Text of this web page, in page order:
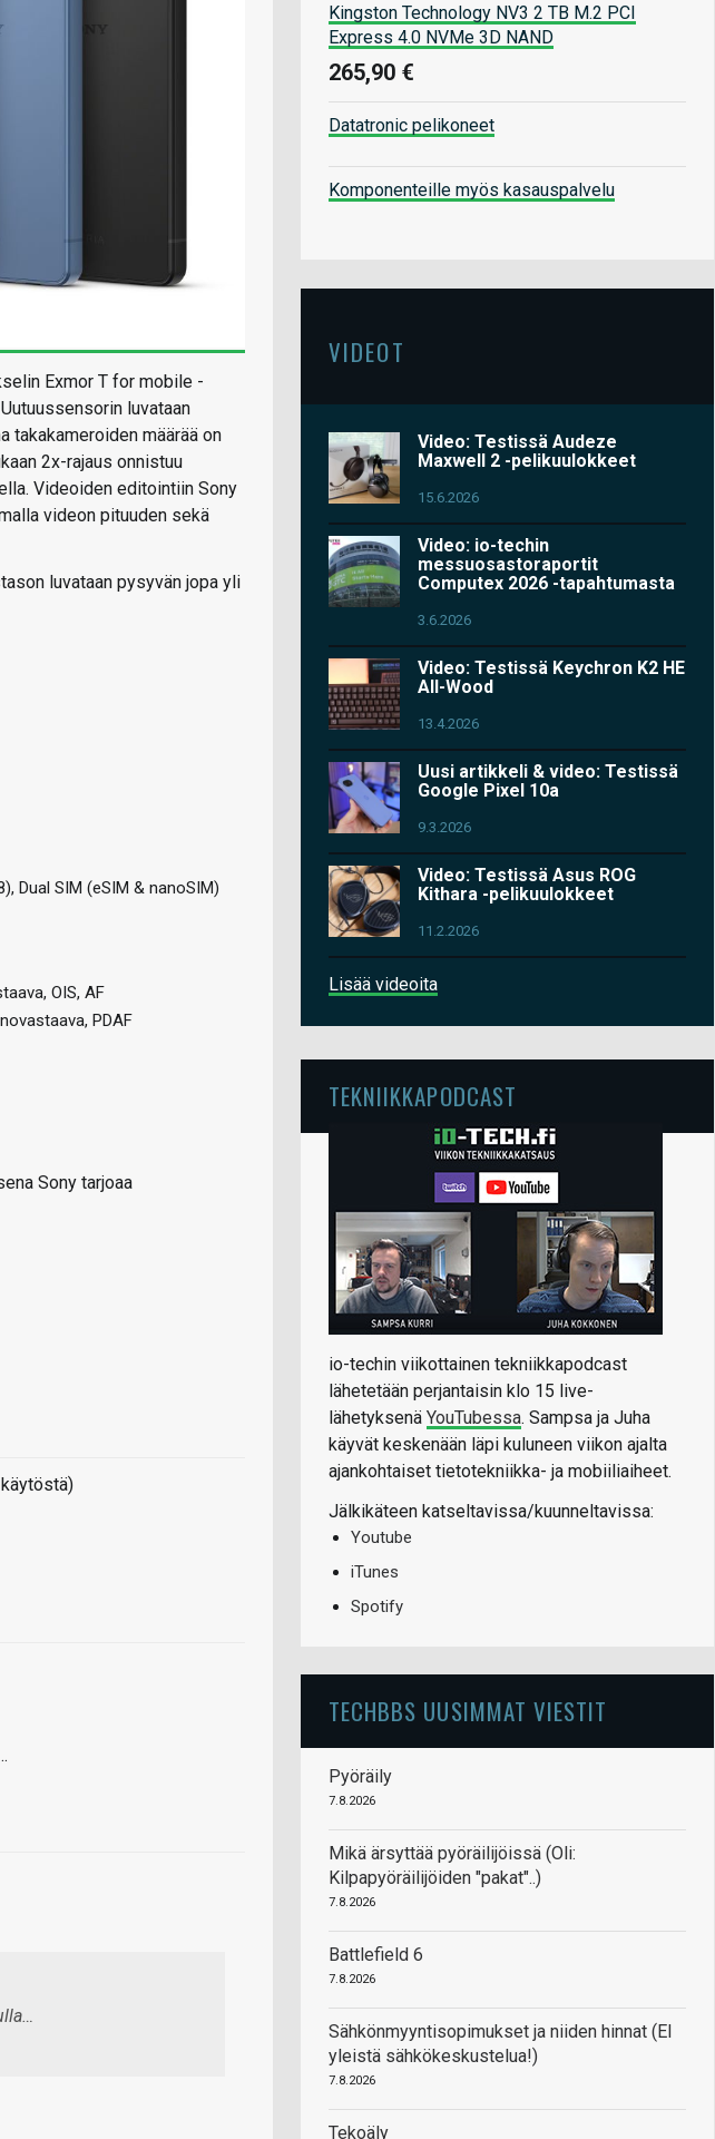
Exmor T for mobile -
luvataan
takakameroiden määrää on
2x-rajaus onnistuu
Videoiden editointiin Sony
videon pituuden sekä
luvataan pysyvän jopa yli
Dual SIM (eSIM & nanoSIM)
OIS, AF
PDAF
Sony tarjoaa
Kingston Technology NV3 2 TB M.2 PCI
Express 4.0 NVMe 3D NAND
265,90 €
Datatronic pelikoneet
Komponenteille myös kasauspalvelu
VIDEOT
Video: Testissä Audeze
Maxwell 2 -pelikuulokkeet
15.6.2026
Video: io-techin
messuosastoraportit
Computex 2026 -tapahtumasta
3.6.2026
Video: Testissä Keychron K2 HE
All-Wood
13.4.2026
Uusi artikkeli & video: Testissä
Google Pixel 10a
9.3.2026
Video: Testissä Asus ROG
Kithara -pelikuulokkeet
11.2.2026
Lisää videoita
TEKNIIKKAPODCAST
io-techin viikottainen tekniikkapodcast
lähetetään perjantaisin klo 15 live-
lähetyksenä YouTubessa. Sampsa ja Juha
käyvät keskenään läpi kuluneen viikon ajalta
ajankohtaiset tietotekniikka- ja mobiiliaiheet.
Jälkikäteen katseltavissa/kuunneltavissa:
Youtube
iTunes
Spotify
TECHBBS UUSIMMAT VIESTIT
Pyöräily
7.8.2026
Mikä ärsyttää pyöräilijöissä (Oli:
Kilpapyöräilijöiden "pakat"..)
7.8.2026
Battlefield 6
7.8.2026
Sähkönmyyntisopimukset ja niiden hinnat (EI
yleistä sähkökeskustelua!)
7.8.2026
Tekoäly